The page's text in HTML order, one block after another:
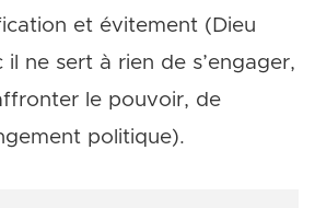
et évitement (Dieu
ne sert à rien de s’engager,
le pouvoir, de
politique).